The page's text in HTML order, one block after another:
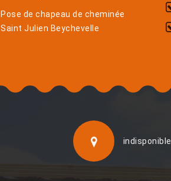
Pose de chapeau de cheminée
Saint Julien Beychevelle
indisponible